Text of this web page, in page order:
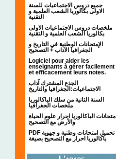
جميع دروس الاجتماعيات للسنة
الاولى بكالوريا الشعب العلمية و
التقنية
ملخصات دروس الاجتماعيات الاولى
بكالوريا الشعب العلمية و التقنية
الإمتحانات الوطنية في التاريخ و
الجغرافيا الآداب + التصحيح
Logiciel pour aider les
enseignants à gérer facilement
et efficacement leurs notes.
الجذع المشترك آداب
الاجتماعيات:الجغرافيا والتاريخ
السنة الثانية من سلك الباكالوريا
ملخصات الجغرافيا
امتحانات الباكالوريا احرار علوم الحياة
والأرض مع التصحيح
PDF تحميل امتحانات وطنية و جهوية
باكالوريا احرار مع التصحيح بصيغة